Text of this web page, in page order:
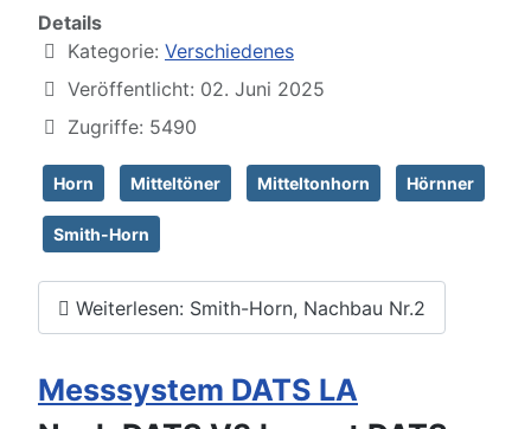
Details
Kategorie: Verschiedenes
Veröffentlicht: 02. Juni 2025
Zugriffe: 5490
Horn Mitteltöner Mitteltonhorn Hörnner
Smith-Horn
Weiterlesen: Smith-Horn, Nachbau Nr.2
Messsystem DATS LA